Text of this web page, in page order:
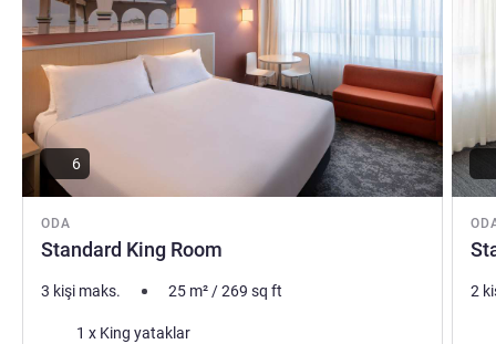
ODA
Standard King Room
6
3 kişi maks. 25 m²/269 sq ft
1 x King yataklar
2